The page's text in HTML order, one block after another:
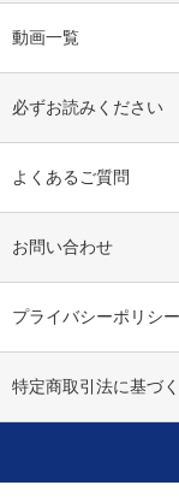
動画一覧
必ずお読みください
よくあるご質問
お問い合わせ
プライバシーポリシー
特定商取引法に基づ